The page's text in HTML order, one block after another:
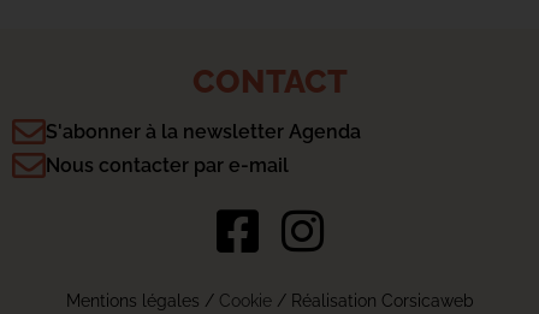
CONTACT
S'abonner à la newsletter Agenda
Nous contacter par e-mail
Mentions légales / Cookie/ Réalisation Corsicaweb